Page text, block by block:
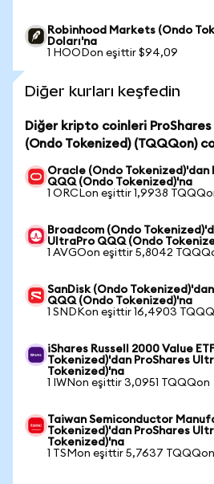
Robinhood Markets (Ondo
Doları'na
1 HOODon eşittir $94,09
Diğer kurları keşfedin
Diğer kripto coinleri
(Ondo Tokenized) (TQQQon)
Oracle (Ondo Tokenized)'dan
QQQ (Ondo Tokenized)'na
1 ORCLon eşittir 1,9938
Broadcom (Ondo
UltraPro QQQ (Ondo
1 AVGOon eşittir 5,8042
SanDisk (Ondo
QQQ (Ondo Tokenized)'na
1 SNDKon eşittir 16,4903
iShares Russell 2000 Value
Tokenized)'dan ProShares
Tokenized)'na
1 IWNon eşittir 3,0951 TQQQon
Taiwan Semiconductor
Tokenized)'dan ProShares
Tokenized)'na
1 TSMon eşittir 5,7637 TQQQon